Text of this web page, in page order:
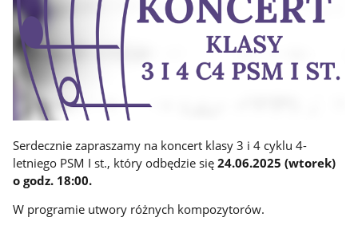
Serdecznie zapraszamy na koncert klasy 3 i 4 cyklu 4-
letniego PSM I st., który odbędzie się 24.06.2025 (wtorek)
o godz. 18:00.
W programie utwory różnych kompozytorów.